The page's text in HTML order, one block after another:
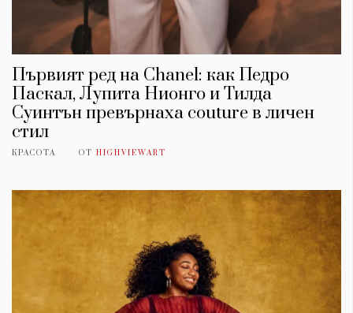
Първият ред на Chanel: как Педро
Паскал, Лупита Нионго и Тилда
Суинтън превърнаха couture в личен
стил
КРАСОТА ОТ HIGHVIEWART